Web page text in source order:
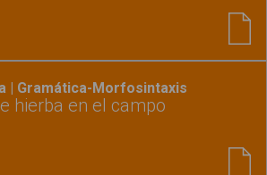
| Gramática-Morfosintaxis
hierba en el campo